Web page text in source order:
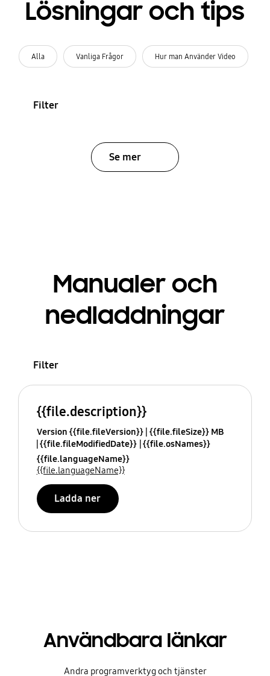
Lösningar och tips
Alla Vanliga Frågor Hur man Använder Video
Filter
Se mer
Manualer och
nedladdningar
Filter
{{file.description}}
Version {{file.fileVersion}} {{file.fileSize}} MB
{{file.fileModifiedDate}} {{file.osNames}}
{{file.languageName}}
{{file.languageName}}
Ladda ner
Användbara länkar
Andra programverktyg och tjänster